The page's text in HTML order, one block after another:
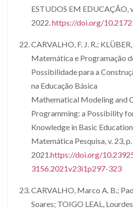
ESTUDOS EM EDUCAÇÃO,
2022.https://doi.org/
CARVALHO, F. J. R.;
Matemática e Programação
Possibilidade para a
na Educação Básica
Mathematical Modeling and
Programming: a Possibility
Knowledge in Basic
Matemática Pesquisa, v. 23,
2021.https://doi.org/
3156.2021v23i1p297-323
CARVALHO, Marco A. B.;
Soares; TOIGO LEAL,